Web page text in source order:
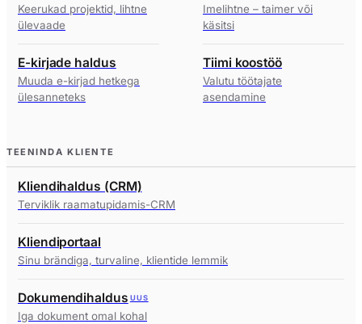
Keerukad projektid, lihtne
ülevaade
Imelihtne – taimer või
käsitsi
E-kirjade haldus
Muuda e-kirjad hetkega
ülesanneteks
Tiimi koostöö
Valutu töötajate
asendamine
TEENINDA KLIENTE
Kliendihaldus (CRM)
Terviklik raamatupidamis-CRM
Kliendiportaal
Sinu brändiga, turvaline, klientide lemmik
Dokumendihaldus UUS
Iga dokument omal kohal